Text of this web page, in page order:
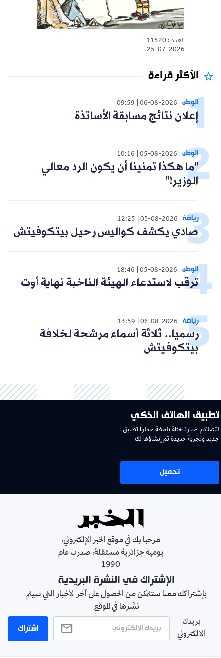
العدد : 11520
25-07-2026
الأكثر قراءة
الوطن 06-08-2026
09:59
إعلان نتائج مسابقة الأساتذة
الوطن 05-08-2026
10:16
"ما هكذا تمنينا أن يكون الرد معالي
الوزير!"
رياضة 05-08-2026
12:25
صادي يكشف كواليس رحيل بيتكوفيتش
الوطن 05-08-2026
18:46
ترقب لاستدعاء الهيئة الناخبة نهاية أوت
رياضة 06-08-2026
13:59
رسميا.. ثلاثة أسماء مرشحة لخلافة
بيتكوفيتش
تطبيق الهاتف الذكي
لتصلكم اخبارنا لحظة بلحظة حملوا تطبيق
جديد وتجربة جديدة تم إنشاؤها لك
تحميل
مرحبا بك في موقع الخبر الإلكتروني،
يومية جزائرية مستقلة، صدرت عام
1990
الإشتراك في النشرة البريدية
بإشتراكك معنا ستتمكن من الحصول على آخر الأخبار التي سيتم
نشرها في الموقع
بريدك
الالكتروني
اشتراك